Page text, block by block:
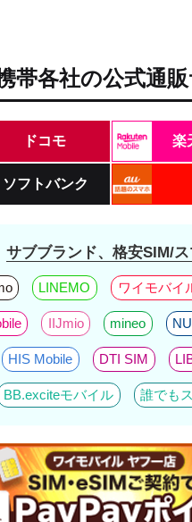
帯各社の公式通
ドコモ 楽
ソフトバンク
サブブランド、格安SIM/
LINEMO ワイモバイ
IIJmio mineo
HIS Mobile DTI SIM
BB.exciteモバイル 誰でも